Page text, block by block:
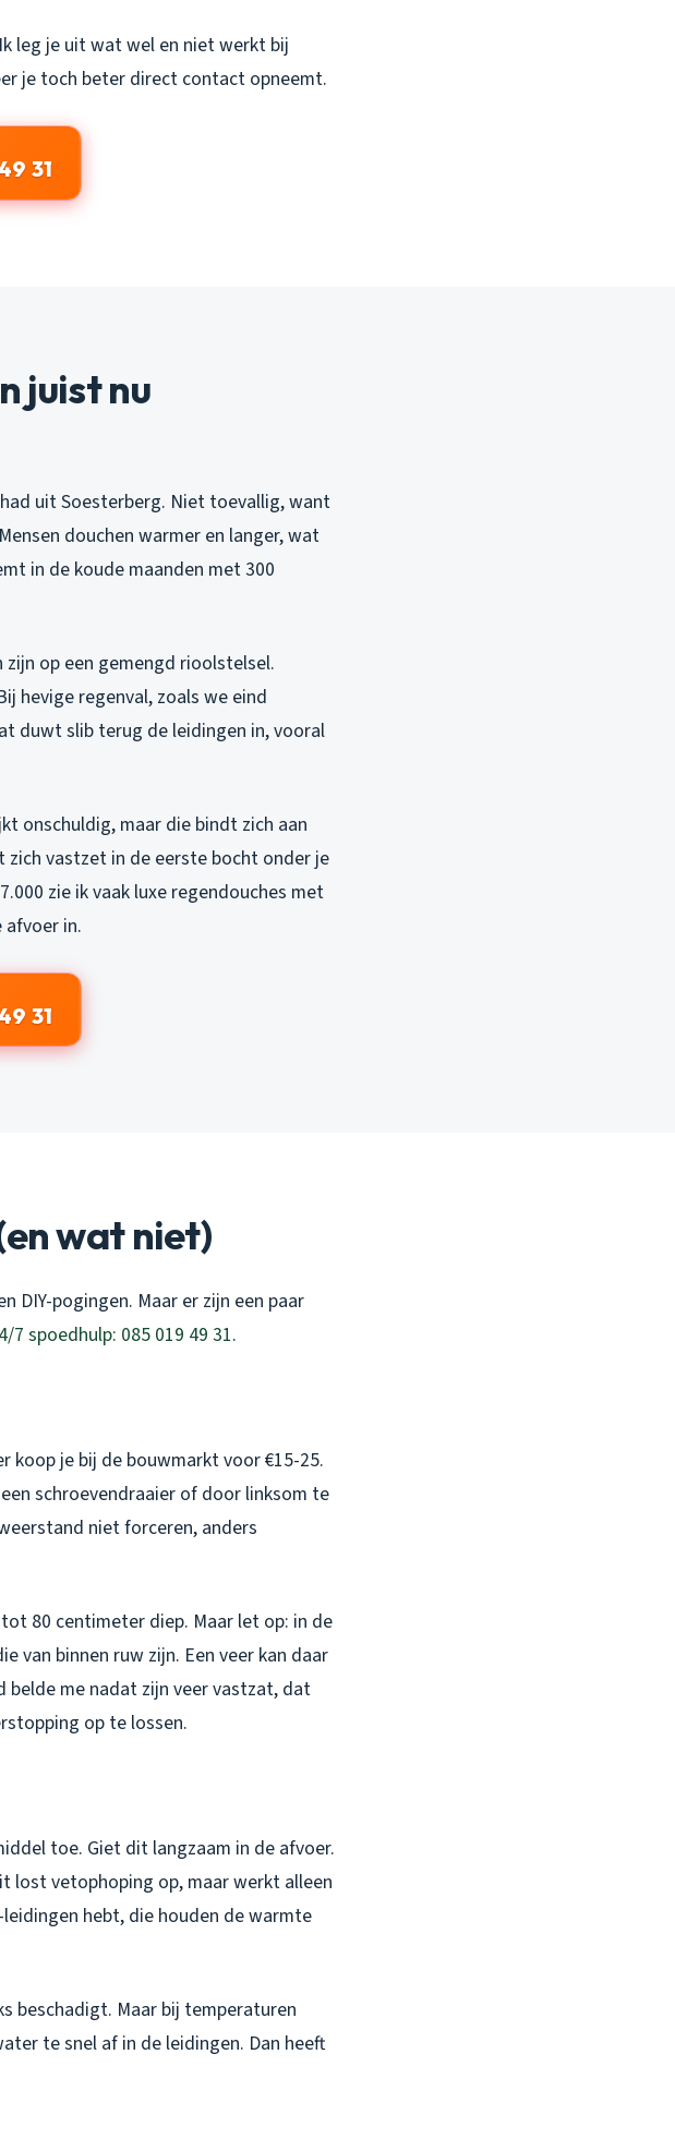
leg je uit wat wel en niet werkt bij
je toch beter direct contact opneemt.
31
juist nu
uit Soesterberg. Niet toevallig, want
douchen warmer en langer, wat
in de koude maanden met 300
op een gemengd rioolstelsel.
hevige regenval, zoals we eind
duwt slib terug de leidingen in, vooral
onschuldig, maar die bindt zich aan
zich vastzet in de eerste bocht onder je
zie ik vaak luxe regendouches met
afvoer in.
31
wat niet)
DIY-pogingen. Maar er zijn een paar
7 spoedhulp: 085 019 49 31.
koop je bij de bouwmarkt voor €15-25.
schroevendraaier of door linksom te
niet forceren, anders
80 centimeter diep. Maar let op: in de
van binnen ruw zijn. Een veer kan daar
belde me nadat zijn veer vastzat, dat
op te lossen.
toe. Giet dit langzaam in de afvoer.
lost vetophoping op, maar werkt alleen
hebt, die houden de warmte
beschadigt. Maar bij temperaturen
te snel af in de leidingen. Dan heeft